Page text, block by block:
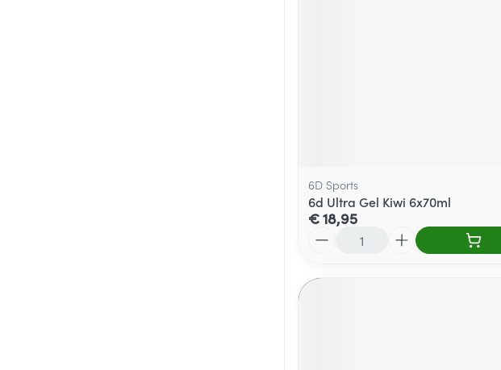
6D Sports
6d Ultra Gel Kiwi 6x70ml
€ 18,95